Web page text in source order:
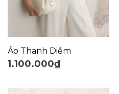
Áo Thanh Diễm
1.100.000₫